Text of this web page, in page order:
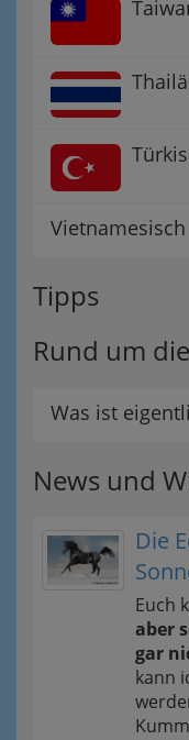
Vietnamesisch
Tipps
Rund um
Was ist
News und
Die
Euch
aber
gar
kann